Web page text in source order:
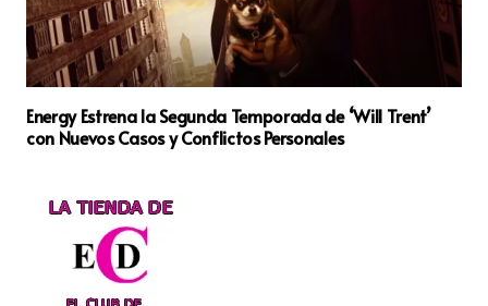
Energy Estrena la Segunda Temporada de ‘Will Trent’
con Nuevos Casos y Conflictos Personales